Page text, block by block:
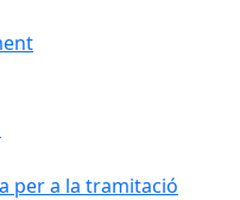
per a la tramitació